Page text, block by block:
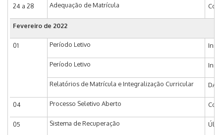
24 a 28 Adequação de Matrícula
Fevereiro de 2022
01 Período Letivo
Período Letivo
Relatórios de Matrícula e Integralização Curricular
04 Processo Seletivo Aberto
05 Sistema de Recuperação